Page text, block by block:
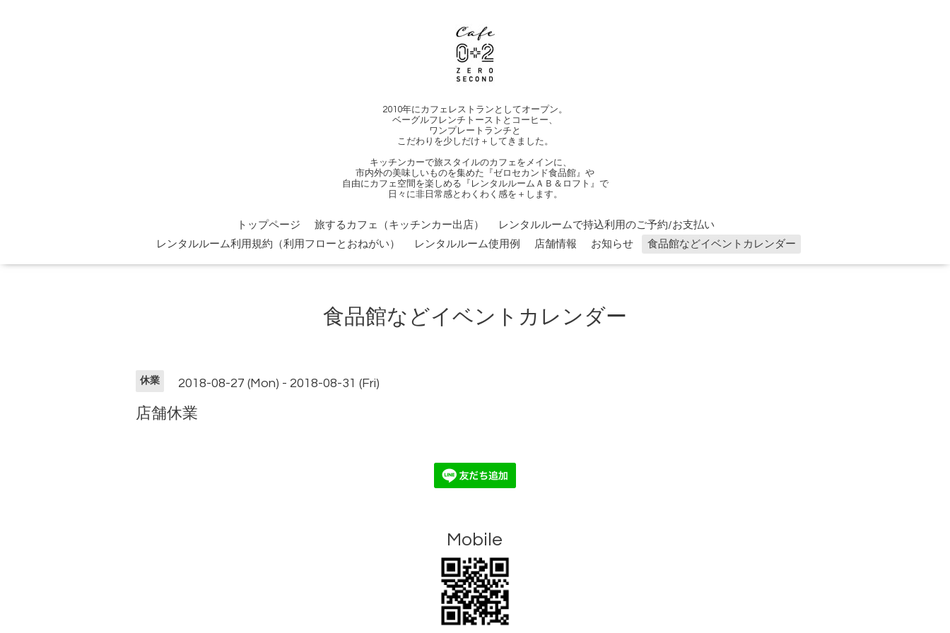
2010年にカフェレストランとしてオープン。
ベーグルフレンチトーストとコーヒー、
ワンプレートランチと
こだわりを少しだけ＋してきました。
キッチンカーで旅スタイルのカフェをメインに、
市内外の美味しいものを集めた『ゼロセカンド食品館』や
自由にカフェ空間を楽しめる『レンタルルームＡＢ＆ロフト』で
日々に非日常感とわくわく感を＋します。
トップページ 旅するカフェ（キッチンカー出店）
レンタルルームで持込利用のご予約/お支払い
レンタルルーム利用規約（利用フローとおねがい）
レンタルルーム使用例 店舗情報 お知らせ 食品館などイベントカレンダー
食品館などイベントカレンダー
休業 2018-08-27 (Mon) - 2018-08-31 (Fri)
店舗休業
Mobile